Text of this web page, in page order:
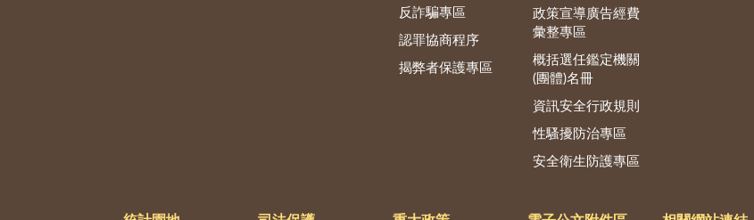
反詐騙專區
認罪協商程序
揭弊者保護專區
政策宣導廣告經費
彙整專區
概括選任鑑定機關
(團體)名冊
資訊安全行政規則
性騷擾防治專區
安全衛生防護專區